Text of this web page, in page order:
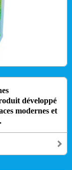
développé
modernes et